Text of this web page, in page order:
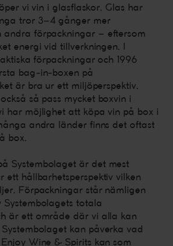
vi vin i glasflaskor. Glas har
tror 3–4 gånger mer
andra förpackningar – eftersom
energi vid tillverkningen. I
förpackningar och 1996
bag-in-boxen på
är bra ur ett miljöperspektiv.
så pass mycket boxvin i
har möjlighet att köpa vin på box i
andra länder finns det oftast
box.
Systembolaget är det mest
ett hållbarhetsperspektiv vilken
Förpackningar står nämligen
totala
är ett område där vi alla kan
kan påverka vad
Wine & Spirits kan som